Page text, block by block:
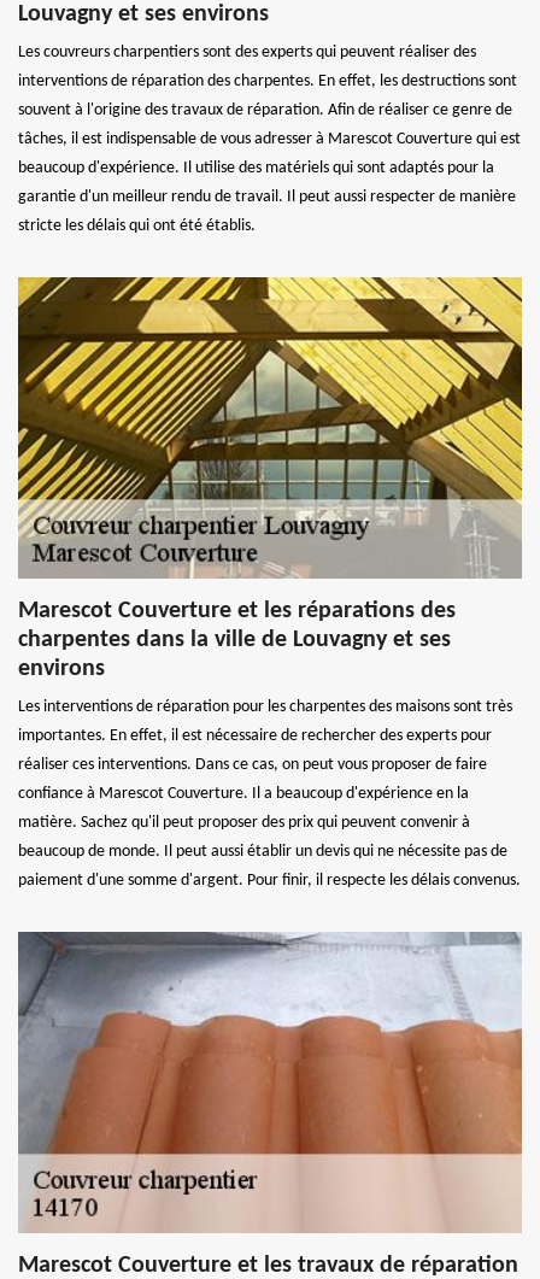
Louvagny et ses environs
Les couvreurs charpentiers sont des experts qui peuvent réaliser des
interventions de réparation des charpentes. En effet, les destructions sont
souvent à l'origine des travaux de réparation. Afin de réaliser ce genre de
tâches, il est indispensable de vous adresser à Marescot Couverture qui est
beaucoup d'expérience. Il utilise des matériels qui sont adaptés pour la
garantie d'un meilleur rendu de travail. Il peut aussi respecter de manière
stricte les délais qui ont été établis.
Marescot Couverture et les réparations des
charpentes dans la ville de Louvagny et ses
environs
Les interventions de réparation pour les charpentes des maisons sont très
importantes. En effet, il est nécessaire de rechercher des experts pour
réaliser ces interventions. Dans ce cas, on peut vous proposer de faire
confiance à Marescot Couverture. Il a beaucoup d'expérience en la
matière. Sachez qu'il peut proposer des prix qui peuvent convenir à
beaucoup de monde. Il peut aussi établir un devis qui ne nécessite pas de
paiement d'une somme d'argent. Pour finir, il respecte les délais convenus.
Marescot Couverture et les travaux de réparation